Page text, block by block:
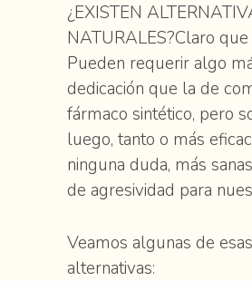
¿EXISTEN
NATURALES?Claro que
Pueden requerir algo
dedicación que la de
fármaco sintético, pero
luego, tanto o más
ninguna duda, más
de agresividad para
Veamos algunas de esas
alternativas: